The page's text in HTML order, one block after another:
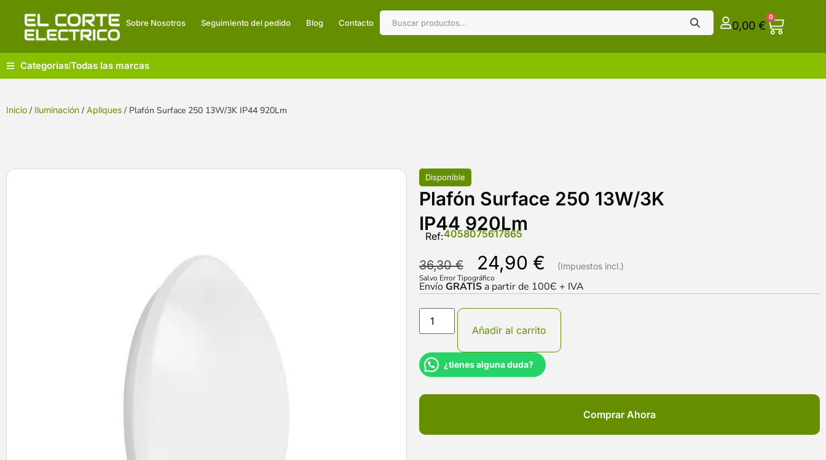
Sobre Nosotros Seguimiento del pedido Blog Contacto 0,00 €
0
Categorías| Todas las marcas
Inicio / Iluminación / Apliques / Plafón Surface 250 13W/3K IP44 920Lm
Disponible
Plafón Surface 250 13W/3K
IP44 920Lm
Ref:4058075617865
36,30€ 24,90 €
Salvo Error Tipográfico
EnvíoGRATIS a partir de 100Є + IVA
Añadir al carrito
¿tienes alguna duda?
Comprar Ahora